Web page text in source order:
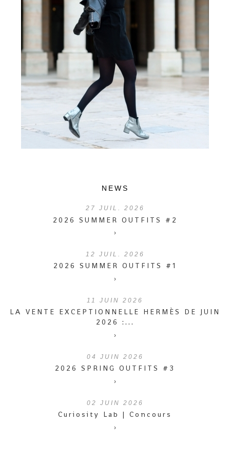
NEWS
27 JUIL. 2026
2026 SUMMER OUTFITS #2
›
12 JUIL. 2026
2026 SUMMER OUTFITS #1
›
11 JUIN 2026
LA VENTE EXCEPTIONNELLE HERMÈS DE JUIN
2026 :...
›
04 JUIN 2026
2026 SPRING OUTFITS #3
›
02 JUIN 2026
Curiosity Lab | Concours
›